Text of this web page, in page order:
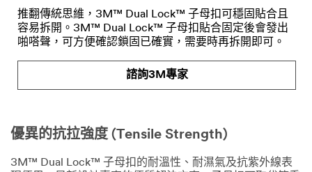
推翻傳統思維，3M™ Dual Lock™ 子母扣可穩固貼合且
容易拆開。3M™ Dual Lock™ 子母扣貼合固定後會發出
啪嗒聲，可方便確認鎖固已確實，需要時再拆開即可。
諮詢3M專家
優異的抗拉強度 (Tensile Strength)
3M™ Dual Lock™ 子母扣的耐溫性、耐濕氣及抗紫外線表